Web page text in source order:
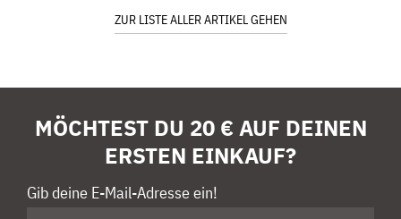
ZUR LISTE ALLER ARTIKEL GEHEN
MÖCHTEST DU 20 € AUF DEINEN
ERSTEN EINKAUF?
Gib deine E-Mail-Adresse ein!